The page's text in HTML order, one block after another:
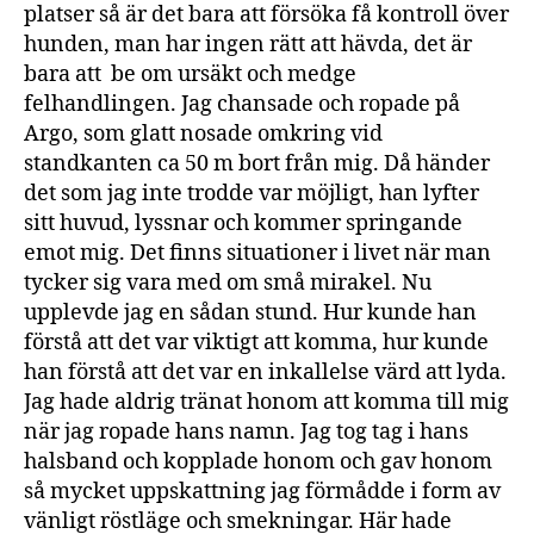
platser så är det bara att försöka få kontroll över
hunden, man har ingen rätt att hävda, det är
bara att be om ursäkt och medge
felhandlingen. Jag chansade och ropade på
Argo, som glatt nosade omkring vid
standkanten ca 50 m bort från mig. Då händer
det som jag inte trodde var möjligt, han lyfter
sitt huvud, lyssnar och kommer springande
emot mig. Det finns situationer i livet när man
tycker sig vara med om små mirakel. Nu
upplevde jag en sådan stund. Hur kunde han
förstå att det var viktigt att komma, hur kunde
han förstå att det var en inkallelse värd att lyda.
Jag hade aldrig tränat honom att komma till mig
när jag ropade hans namn. Jag tog tag i hans
halsband och kopplade honom och gav honom
så mycket uppskattning jag förmådde i form av
vänligt röstläge och smekningar. Här hade